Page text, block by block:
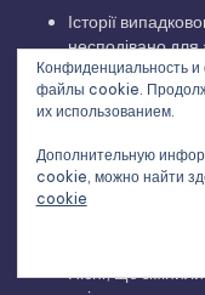
Історії
несподівано для
Цікаві факти та
Заборонені
Пісні, що
Конфиденциальность
файлы cookie.
их использованием.
Дополнительную
cookie, можно найти
cookie